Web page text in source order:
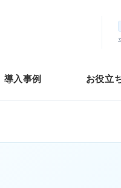
導入事例 お役立